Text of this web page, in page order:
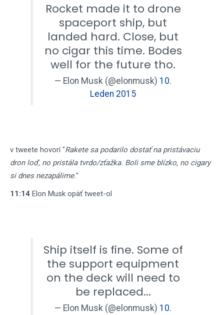
Rocket made it to drone
spaceport ship, but
landed hard. Close, but
no cigar this time. Bodes
well for the future tho.
— Elon Musk (@elonmusk) 10.
Leden 2015
v tweete hovorí "Rakete sa podarilo dostať na pristávaciu
dron loď, no pristála tvrdo/zťažka. Boli sme blízko, no cigary
si dnes nezapálime."
11:14 Elon Musk opäť tweet-ol
Ship itself is fine. Some of
the support equipment
on the deck will need to
be replaced...
— Elon Musk (@elonmusk) 10.